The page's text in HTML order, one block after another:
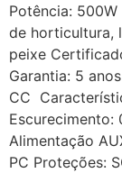
Potência:
de horticultura,
peixe
Garantia: 5
CC
Escurecimento:
Alimentação
PC Proteções: